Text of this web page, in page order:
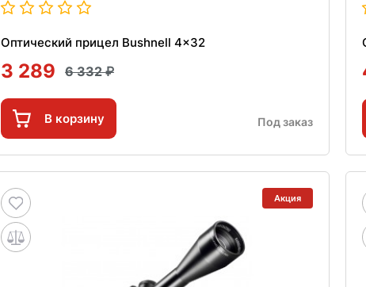
Оптический прицел Bushnell 4x32
3 289 6 332
В корзину Под заказ
Акция